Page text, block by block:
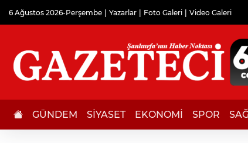
6 Ağustos 2026-Perşembe Yazarlar Foto Galeri Video Galeri
GÜNDEM SİYASET EKONOMİ SPOR